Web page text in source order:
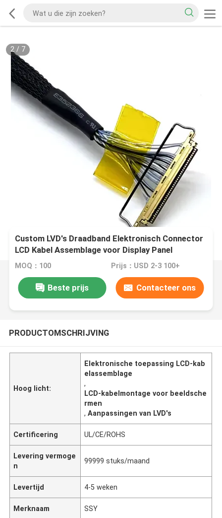
2/ 7
Custom LVD's Draadband Elektronisch Connector
LCD Kabel Assemblage voor Display Panel
Elektronische toepassing
MOQ：100 Prijs：USD 2-3 100+
Beste prijs Contacteer ons
PRODUCTOMSCHRIJVING
Hoog licht:
Elektronische toepassing LCD-kab
elassemblage
,
LCD-kabelmontage voor beeldsche
rmen
,Aanpassingen van LVD's
Certificering UL/CE/ROHS
Levering vermoge
n
99999 stuks/maand
Levertijd 4-5 weken
Merknaam SSY